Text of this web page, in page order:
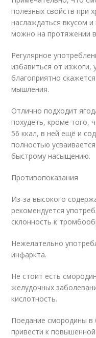
полезных свойств при
наслаждаться вкусом
можно на протяжении
Регулярное
избавиться от изжоги,
благоприятно
мышления.
Отлично подходит
похудеть, кроме того,
56 ккал, в ней ещё и
полностью
быстрому насыщению.
Противопоказания
Из-за высокого
рекомендуется
склонность к
Нежелательно
инфаркта.
Не стоит есть
желудочных
кислотность.
Поедание смородины в
привести к